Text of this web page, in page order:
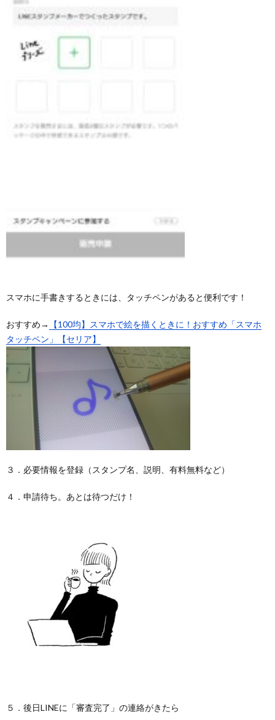
スマホに手書きするときには、タッチペンがあると便利です！
おすすめ→
【100均】スマホで絵を描くときに！おすすめ「スマホ
タッチペン」【セリア】
３．必要情報を登録（スタンプ名、説明、有料無料など）
４．申請待ち。あとは待つだけ！
５．後日LINEに「審査完了」の連絡がきたら